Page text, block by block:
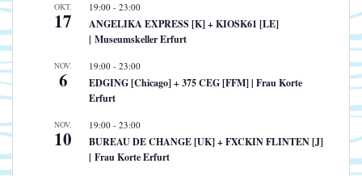
OKT.
17
19:00 - 23:00
ANGELIKA EXPRESS [K] + KIOSK61 [LE]
| Museumskeller Erfurt
NOV.
6
19:00 - 23:00
EDGING [Chicago] + 375 CEG [FFM] | Frau Korte
Erfurt
NOV.
10
19:00 - 23:00
BUREAU DE CHANGE [UK] + FXCKIN FLINTEN [J]
| Frau Korte Erfurt